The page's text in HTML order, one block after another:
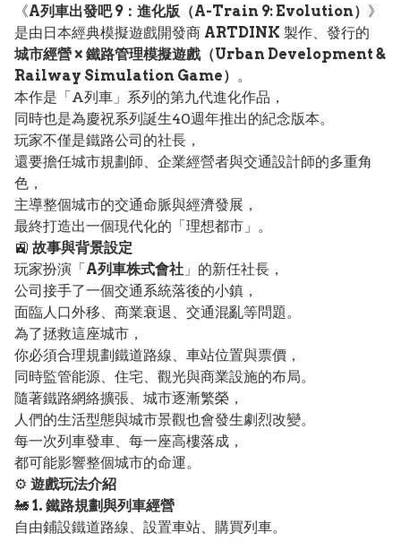
《A列車出發吧 9：進化版（A-Train 9: Evolution） 》
是由日本經典模擬遊戲開發商 ARTDINK 製作、發行的
城市經營 × 鐵路管理模擬遊戲（Urban Development &
Railway Simulation Game） 。
本作是「A列車」系列的第九代進化作品，
同時也是為慶祝系列誕生40週年推出的紀念版本。
玩家不僅是鐵路公司的社長，
還要擔任城市規劃師、企業經營者與交通設計師的多重角
色，
主導整個城市的交通命脈與經濟發展，
最終打造出一個現代化的「理想都市」。
🚉 故事與背景設定
玩家扮演「 A列車株式會社 」的新任社長，
公司接手了一個交通系統落後的小鎮，
面臨人口外移、商業衰退、交通混亂等問題。
為了拯救這座城市，
你必須合理規劃鐵道路線、車站位置與票價，
同時監管能源、住宅、觀光與商業設施的布局。
隨著鐵路網絡擴張、城市逐漸繁榮，
人們的生活型態與城市景觀也會發生劇烈改變。
每一次列車發車、每一座高樓落成，
都可能影響整個城市的命運。
⚙️ 遊戲玩法介紹
🚂 1. 鐵路規劃與列車經營
自由鋪設鐵道路線、設置車站、購買列車。